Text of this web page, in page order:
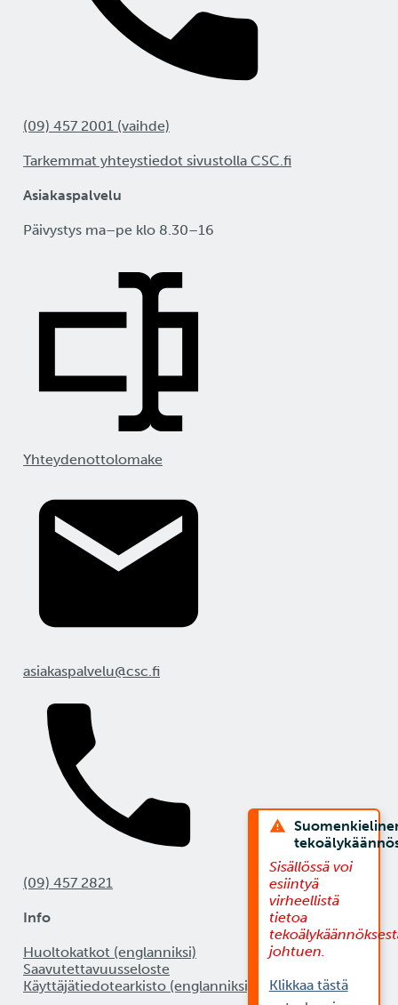
(09) 457 2001 (vaihde)
Tarkemmat yhteystiedot sivustolla CSC.fi
Asiakaspalvelu
Päivystys ma–pe klo 8.30–16
Yhteydenottolomake
asiakaspalvelu@csc.fi
(09) 457 2821
Info
Huoltokatkot (englanniksi)
Saavutettavuusseloste
Käyttäjätiedotearkisto (englanniksi)
Sisällössä voi
esiintyä
virheellistä
tietoa
johtuen.
Klikkaa tästä